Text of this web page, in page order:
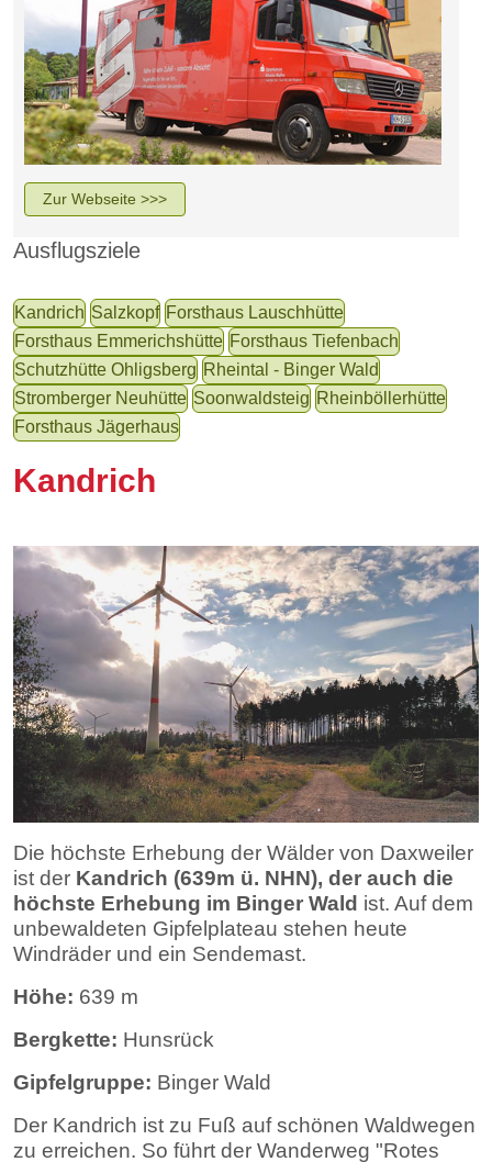
Zur Webseite >>>
Ausflugsziele
Kandrich Salzkopf Forsthaus Lauschhütte
Forsthaus Emmerichshütte Forsthaus Tiefenbach
Schutzhütte Ohligsberg Rheintal - Binger Wald
Stromberger Neuhütte Soonwaldsteig Rheinböllerhütte
Forsthaus Jägerhaus
Kandrich
Die höchste Erhebung der Wälder von Daxweiler
ist der Kandrich (639m ü. NHN), der auch die
höchste Erhebung im Binger Wald ist. Auf dem
unbewaldeten Gipfelplateau stehen heute
Windräder und ein Sendemast.
Höhe: 639 m
Bergkette: Hunsrück
Gipfelgruppe: Binger Wald
Der Kandrich ist zu Fuß auf schönen Waldwegen
zu erreichen. So führt der Wanderweg "Rotes